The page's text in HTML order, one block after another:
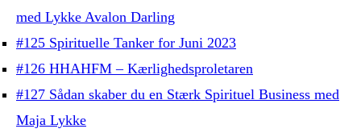
med Lykke Avalon Darling
#125 Spirituelle Tanker for Juni 2023
#126 HHAHFM – Kærlighedsproletaren
#127 Sådan skaber du en Stærk Spirituel Business med
Maja Lykke